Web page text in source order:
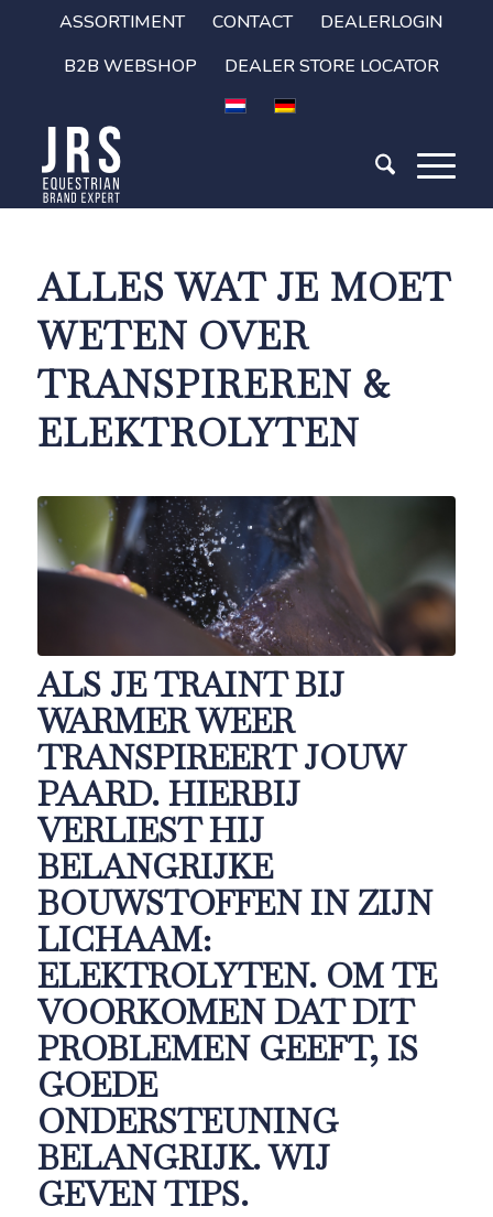
ASSORTIMENT CONTACT
DEALERLOGIN
B2B WEBSHOP
DEALER STORE LOCATOR
ALLES WAT JE MOET
WETEN OVER
TRANSPIREREN &
ELEKTROLYTEN
ALS JE TRAINT BIJ
WARMER WEER
TRANSPIREERT JOUW
PAARD. HIERBIJ
VERLIEST HIJ
BELANGRIJKE
BOUWSTOFFEN IN ZIJN
LICHAAM:
ELEKTROLYTEN. OM TE
VOORKOMEN DAT DIT
PROBLEMEN GEEFT, IS
GOEDE
ONDERSTEUNING
BELANGRIJK. WIJ
GEVEN TIPS.